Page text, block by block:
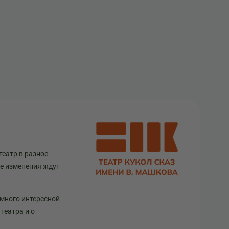
в разное
изменения ждут
интересной
и о